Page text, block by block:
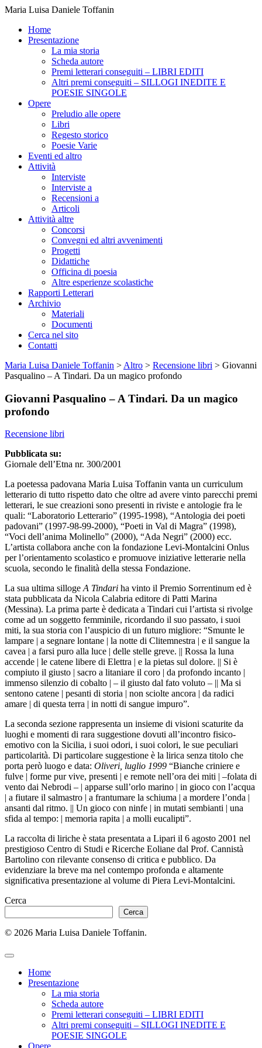
Maria Luisa Daniele Toffanin
Home
Presentazione
La mia storia
Scheda autore
Premi letterari conseguiti – LIBRI EDITI
Altri premi conseguiti – SILLOGI INEDITE E
POESIE SINGOLE
Opere
Preludio alle opere
Libri
Regesto storico
Poesie Varie
Eventi ed altro
Attività
Interviste
Interviste a
Recensioni a
Articoli
Attività altre
Concorsi
Convegni ed altri avvenimenti
Progetti
Didattiche
Officina di poesia
Altre esperienze scolastiche
Rapporti Letterari
Archivio
Materiali
Documenti
Cerca nel sito
Contatti
Maria Luisa Daniele Toffanin > Altro > Recensione libri > Giovanni
Pasqualino – A Tindari. Da un magico profondo
Giovanni Pasqualino – A Tindari. Da un magico
profondo
Recensione libri
Pubblicata su:
Giornale dell’Etna nr. 300/2001
La poetessa padovana Maria Luisa Toffanin vanta un curriculum
letterario di tutto rispetto dato che oltre ad avere vinto parecchi premi
letterari, le sue creazioni sono presenti in riviste e antologie fra le
quali: “Laboratorio Letterario” (1995-1998), “Antologia dei poeti
padovani” (1997-98-99-2000), “Poeti in Val di Magra” (1998),
“Voci dell’anima Molinello” (2000), “Ada Negri” (2000) ecc.
L’artista collabora anche con la fondazione Levi-Montalcini Onlus
per l’orientamento scolastico e promuove iniziative letterarie nella
scuola, secondo le finalità della stessa Fondazione.
La sua ultima sillogeA Tindari ha vinto il Premio Sorrentinum ed è
stata pubblicata da Nicola Calabria editore di Patti Marina
(Messina). La prima parte è dedicata a Tindari cui l’artista si rivolge
come ad un soggetto femminile, ricordando il suo passato, i suoi
miti, la sua storia con l’auspicio di un futuro migliore: “Smunte le
lampare | a segnare lontane | la notte di Clitemnestra | e il sangue la
cavea | a farsi puro alla luce | delle stelle greve. || Rossa la luna
accende | le catene libere di Elettra | e la pietas sul dolore. || Si è
compiuto il giusto | sacro a litaniare il coro | da profondo incanto |
immenso silenzio di cobalto | – il giusto dal fato voluto – || Ma si
sentono catene | pesanti di storia | non sciolte ancora | da radici
amare | di questa terra | in notti di sangue impuro”.
La seconda sezione rappresenta un insieme di visioni scaturite da
luoghi e momenti di rara suggestione dovuti all’incontro fisico-
emotivo con la Sicilia, i suoi odori, i suoi colori, le sue peculiari
particolarità. Di particolare suggestione è la lirica senza titolo che
porta però luogo e data: Oliveri, luglio 1999 “Bianche criniere e
fulve | forme pur vive, presenti | e remote nell’ora dei miti | –folata di
vento dai Nebrodi – | apparse sull’orlo marino | in gioco con l’acqua
| a fiutare il salmastro | a frantumare la schiuma | a mordere l’onda |
ansanti dal ritmo. || Un gioco con ninfe | in mutati sembianti | una
sfida al tempo: | memoria rapita | a molli eucalipti”.
La raccolta di liriche è stata presentata a Lipari il 6 agosto 2001 nel
prestigioso Centro di Studi e Ricerche Eoliane dal Prof. Cannistà
Bartolino con rilevante consenso di critica e pubblico. Da
evidenziare la breve ma nel contempo profonda e altamente
significativa presentazione al volume di Piera Levi-Montalcini.
Cerca
Cerca
© 2026 Maria Luisa Daniele Toffanin.
Home
Presentazione
La mia storia
Scheda autore
Premi letterari conseguiti – LIBRI EDITI
Altri premi conseguiti – SILLOGI INEDITE E
POESIE SINGOLE